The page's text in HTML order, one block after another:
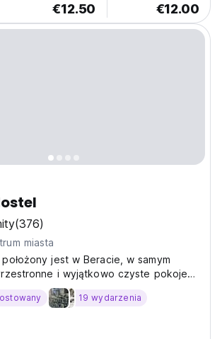
€12.50 €12.00
(376)
miasta
położony jest w Beracie, w samym
i wyjątkowo czyste pokoje
wszelki niezbędny komfort i
wakacji poczujecie się jak w
19 wydarzenia